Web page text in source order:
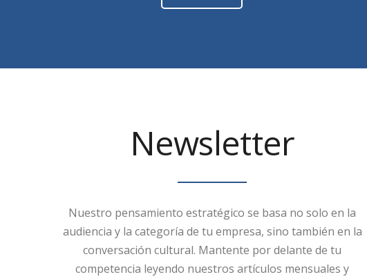
Newsletter
Nuestro pensamiento estratégico se basa no solo en la
audiencia y la categoría de tu empresa, sino también en la
conversación cultural. Mantente por delante de tu
competencia leyendo nuestros artículos mensuales y